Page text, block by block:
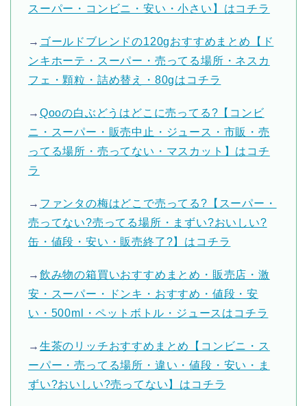
スーパー・コンビニ・安い・小さい】はコチラ
→ ゴールドブレンドの120gおすすめまとめ【ド
ンキホーテ・スーパー・売ってる場所・ネスカ
フェ・顆粒・詰め替え・80gはコチラ
→ Qooの白ぶどうはどこに売ってる?【コンビ
ニ・スーパー・販売中止・ジュース・市販・売
ってる場所・売ってない・マスカット】はコチ
ラ
→ ファンタの梅はどこで売ってる?【スーパー・
売ってない?売ってる場所・まずい?おいしい?
缶・値段・安い・販売終了?】はコチラ
→ 飲み物の箱買いおすすめまとめ・販売店・激
安・スーパー・ドンキ・おすすめ・値段・安
い・500ml・ペットボトル・ジュースはコチラ
→ 生茶のリッチおすすめまとめ【コンビニ・ス
ーパー・売ってる場所・違い・値段・安い・ま
ずい?おいしい?売ってない】はコチラ